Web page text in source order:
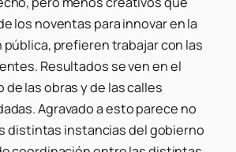
los noventas para innovar en la
prefieren trabajar con las
Resultados se ven en el
las obras y de las calles
Agravado a esto parece no
distintas instancias del gobierno